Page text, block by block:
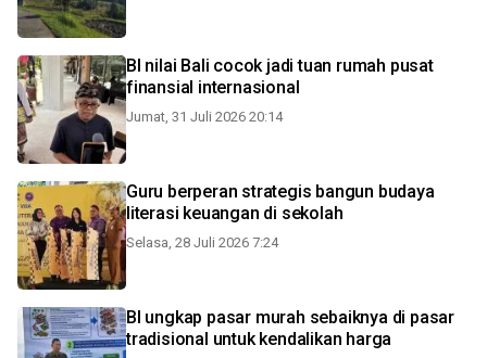
BI nilai Bali cocok jadi tuan rumah pusat
finansial internasional
Jumat, 31 Juli 2026 20:14
Guru berperan strategis bangun budaya
literasi keuangan di sekolah
Selasa, 28 Juli 2026 7:24
BI ungkap pasar murah sebaiknya di pasar
tradisional untuk kendalikan harga